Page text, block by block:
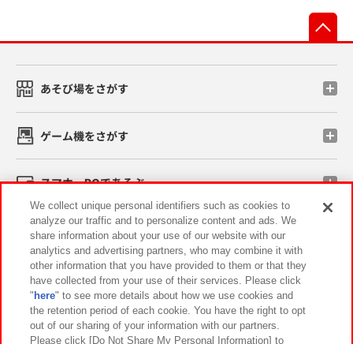
あそび場をさがす
ゲーム機をさがす
スマホ・PCであそぶ
イベント・キャンペーン
関連会社 サステナビリティ サイトポリシー
プライバシーポリシー ウェブアクセシビリティ方針と検証結果
We collect unique personal identifiers such as cookies to
analyze our traffic and to personalize content and ads. We
share information about your use of our website with our
analytics and advertising partners, who may combine it with
other information that you have provided to them or that they
have collected from your use of their services. Please click
" here" to see more details about how we use cookies and
the retention period of each cookie. You have the right to opt
out of our sharing of your information with our partners.
Please click [Do Not Share My Personal Information] to